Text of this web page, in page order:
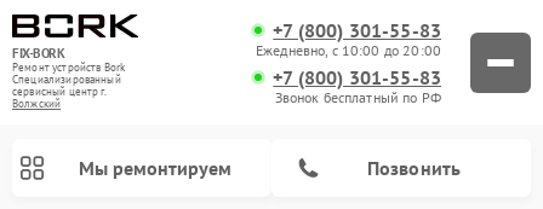
FIX-BORK
Ремонт устройств Bork
Специализированный
cервисный центр г.
Волжский
+7 (800) 301-55-83
Ежедневно, с 10:00 до 20:00
+7 (800) 301-55-83
Звонок бесплатный по РФ
Мы ремонтируем Позвонить